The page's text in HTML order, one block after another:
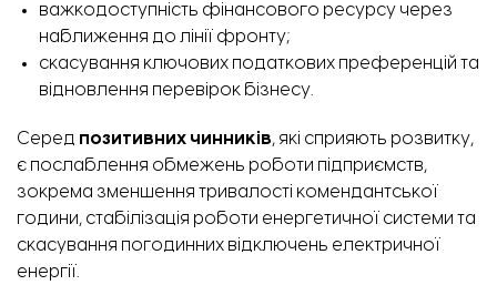
важкодоступність фінансового ресурсу через
наближення до лінії фронту;
скасування ключових податкових преференцій та
відновлення перевірок бізнесу.
Серед позитивних чинників, які сприяють розвитку,
є послаблення обмежень роботи підприємств,
зокрема зменшення тривалості комендантської
години, стабілізація роботи енергетичної системи та
скасування погодинних відключень електричної
енергії.